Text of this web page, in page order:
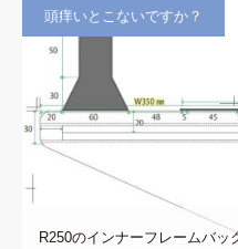
頭痒いとこないですか？
R250のインナーフレームバッ